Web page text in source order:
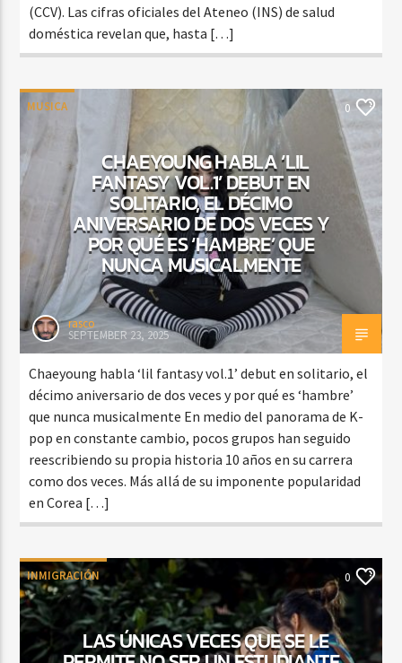
(CCV). Las cifras oficiales del Ateneo (INS) de salud
doméstica revelan que, hasta […]
MUSICA 0
CHAEYOUNG HABLA ‘LIL
FANTASY VOL.1’ DEBUT EN
SOLITARIO, EL DÉCIMO
ANIVERSARIO DE DOS VECES Y
POR QUÉ ES ‘HAMBRE’ QUE
NUNCA MUSICALMENTE
rasco
SEPTEMBER 23, 2025
Chaeyoung habla ‘lil fantasy vol.1’ debut en solitario, el
décimo aniversario de dos veces y por qué es ‘hambre’
que nunca musicalmente En medio del panorama de K-
pop en constante cambio, pocos grupos han seguido
reescribiendo su propia historia 10 años en su carrera
como dos veces. Más allá de su imponente popularidad
en Corea […]
INMIGRACIÓN 0
LAS ÚNICAS VECES QUE SE LE